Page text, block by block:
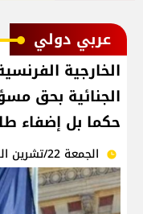
عربي دولي
الخارجية
الجنائية بحق
حكما بل إضفاء
الجمعة 22/تشرين الثاني/2024 - 02:39 م